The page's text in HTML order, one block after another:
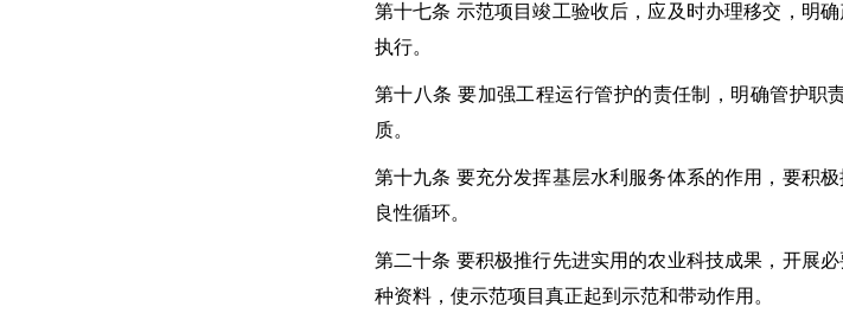
第十七条 示范项目竣工验收后，应及时办理移交，明
执行。
第十八条 要加强工程运行管护的责任制，明确管护职
质。
第十九条 要充分发挥基层水利服务体系的作用，要积
良性循环。
第二十条 要积极推行先进实用的农业科技成果，开展
种资料，使示范项目真正起到示范和带动作用。